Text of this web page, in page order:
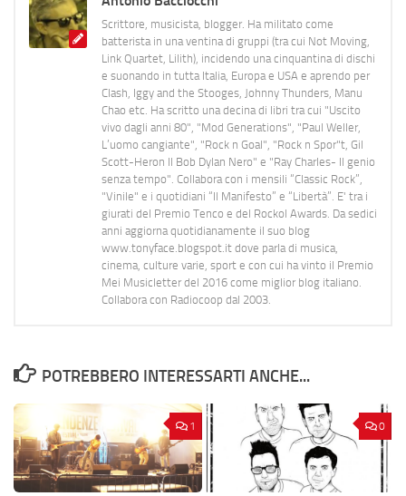
Scrittore, musicista, blogger. Ha militato come
batterista in una ventina di gruppi (tra cui Not Moving,
Link Quartet, Lilith), incidendo una cinquantina di dischi
e suonando in tutta Italia, Europa e USA e aprendo per
Clash, Iggy and the Stooges, Johnny Thunders, Manu
Chao etc. Ha scritto una decina di libri tra cui "Uscito
vivo dagli anni 80", "Mod Generations", "Paul Weller,
L’uomo cangiante", "Rock n Goal", "Rock n Spor"t, Gil
Scott-Heron Il Bob Dylan Nero" e "Ray Charles- Il genio
senza tempo". Collabora con i mensili “Classic Rock”,
"Vinile" e i quotidiani “Il Manifesto” e “Libertà”. E' tra i
giurati del Premio Tenco e del Rockol Awards. Da sedici
anni aggiorna quotidianamente il suo blog
www.tonyface.blogspot.it dove parla di musica,
cinema, culture varie, sport e con cui ha vinto il Premio
Mei Musicletter del 2016 come miglior blog italiano.
Collabora con Radiocoop dal 2003.
POTREBBERO INTERESSARTI ANCHE...
1 0